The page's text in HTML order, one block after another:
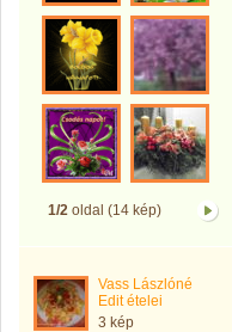
1/2oldal (14 kép)
Vass Lászlóné
Edit ételei
3 kép